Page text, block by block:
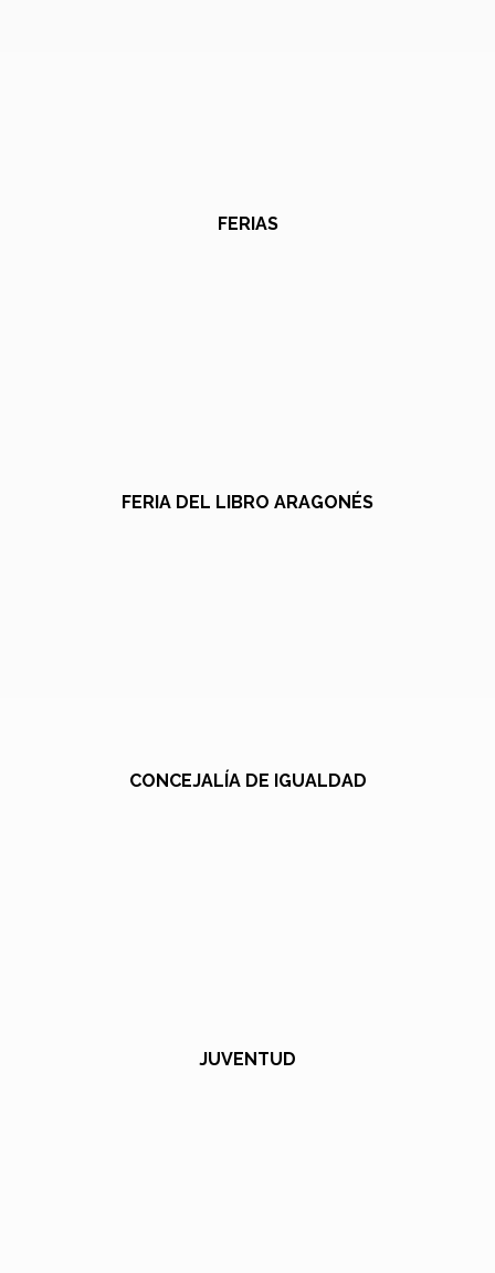
FERIAS
FERIA DEL LIBRO ARAGONÉS
CONCEJALÍA DE IGUALDAD
JUVENTUD